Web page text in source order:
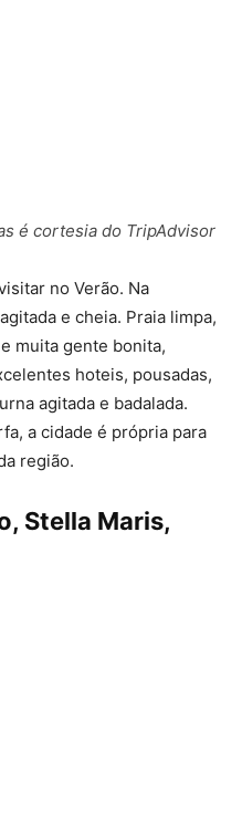
é cortesia do TripAdvisor
no Verão. Na
e cheia. Praia limpa,
muita gente bonita,
hoteis, pousadas,
agitada e badalada.
a cidade é própria para
região.
Stella Maris,